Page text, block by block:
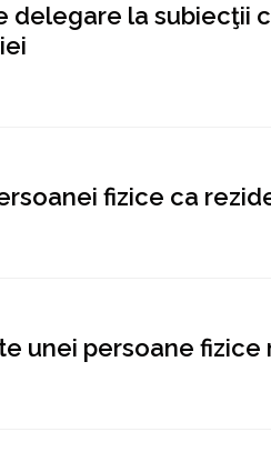
delegare la subiecţii
fizice ca
unei persoane